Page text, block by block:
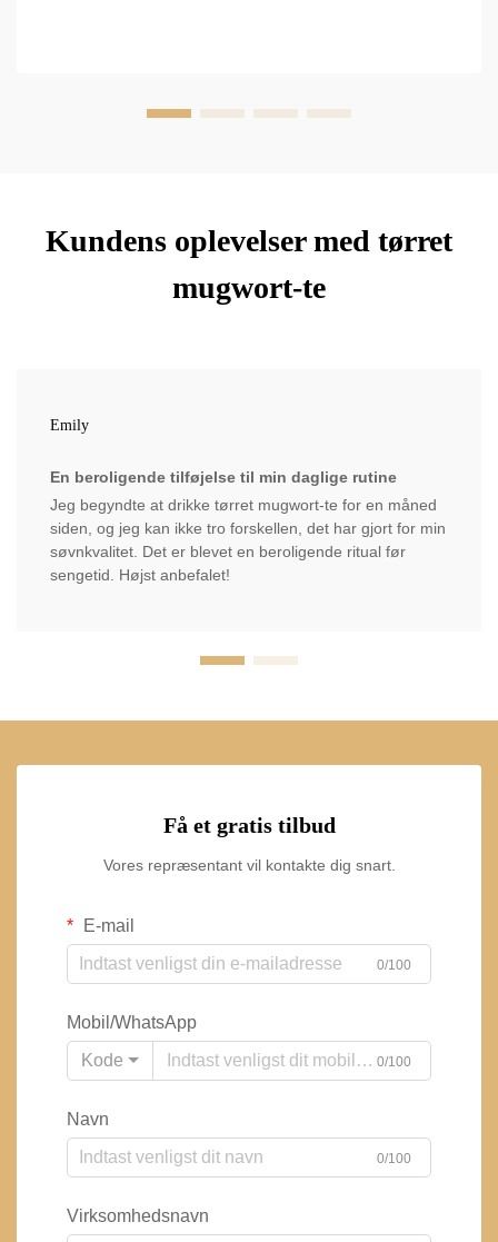
Kundens oplevelser med tørret
mugwort-te
Emily
En beroligende tilføjelse til min daglige rutine
Jeg begyndte at drikke tørret mugwort-te for en måned
siden, og jeg kan ikke tro forskellen, det har gjort for min
søvnkvalitet. Det er blevet en beroligende ritual før
sengetid. Højst anbefalet!
Få et gratis tilbud
Vores repræsentant vil kontakte dig snart.
E-mail
0/100
Mobil/WhatsApp
Kode
0/100
Navn
0/100
Virksomhedsnavn